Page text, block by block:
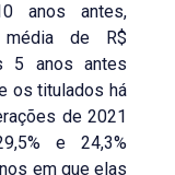
anos antes,
média de R$
5 anos antes
os titulados há
de 2021
e 24,3%
em que elas